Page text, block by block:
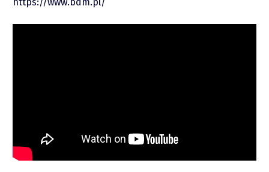
piotrek.zajac@pm.me